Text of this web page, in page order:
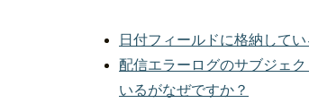
日付フィールドに格納して
配信エラーログのサブジェ
いるがなぜですか？